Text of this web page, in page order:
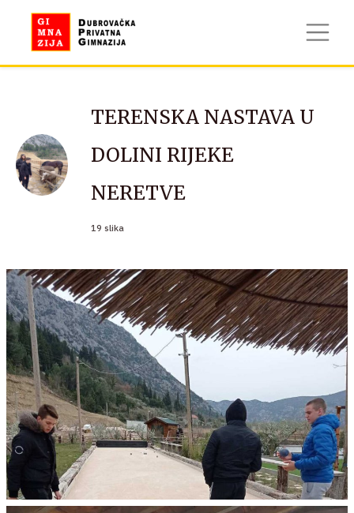
TERENSKA NASTAVA U
DOLINI RIJEKE
NERETVE
19 slika